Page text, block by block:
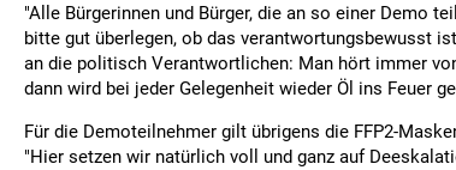
"Alle Bürgerinnen und Bürger, die an so einer Demo
bitte gut überlegen, ob das verantwortungsbewusst
an die politisch Verantwortlichen: Man hört immer
dann wird bei jeder Gelegenheit wieder Öl ins Feuer
Für die Demoteilnehmer gilt übrigens die FFP2-
"Hier setzen wir natürlich voll und ganz auf